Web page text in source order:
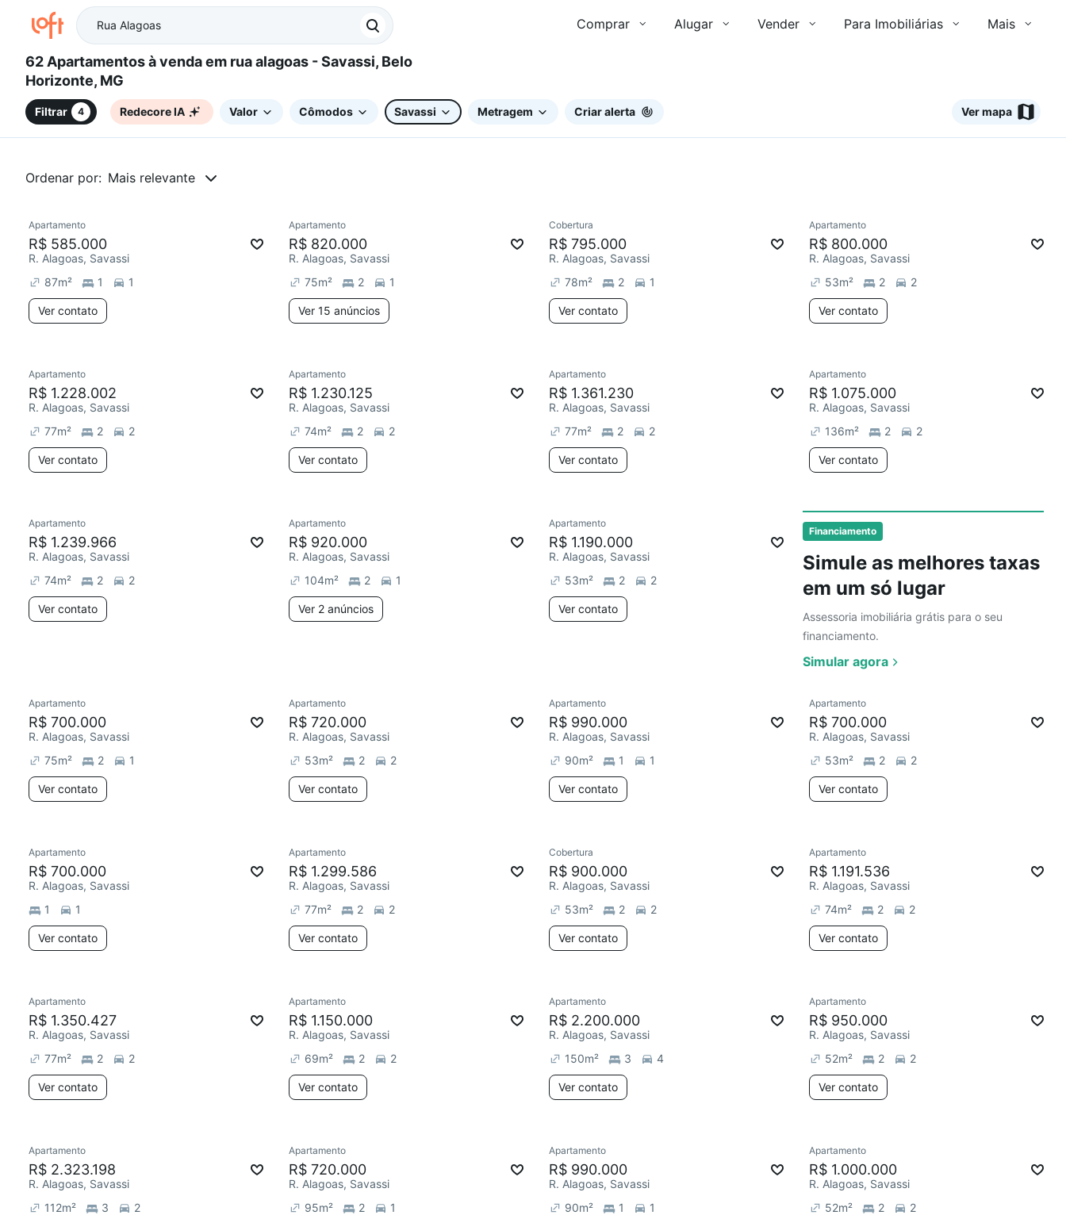
Comprar Alugar Vender Para Imobiliárias Mais
62 Apartamentos à venda em rua alagoas - Savassi, Belo
Horizonte, MG
Filtrar 4 Redecore IA Valor Cômodos Savassi Metragem Criar alerta Ver mapa
Ordenar por: Mais relevante
Financiamento
Simule as melhores taxas
em um só lugar
Assessoria imobiliária grátis para o seu
financiamento.
Simular agora
Apartamento
R$ 585.000
R. Alagoas, Savassi
87m² 1 1
Ver contato
Redecorar
Apartamento
R$ 820.000
R. Alagoas, Savassi
75m² 2 1
Ver 15 anúncios
Redecorar
Cobertura
R$ 795.000
R. Alagoas, Savassi
78m² 2 1
Ver contato
Apartamento
R$ 800.000
R. Alagoas, Savassi
53m² 2 2
Ver contato
Apartamento
R$ 1.228.002
R. Alagoas, Savassi
77m² 2 2
Ver contato
Apartamento
R$ 1.230.125
R. Alagoas, Savassi
74m² 2 2
Ver contato
Apartamento
R$ 1.361.230
R. Alagoas, Savassi
77m² 2 2
Ver contato
Redecorar
Apartamento
R$ 1.075.000
R. Alagoas, Savassi
136m² 2 2
Ver contato
Redecorar
Ver
Apartamento
R$ 1.239.966
R. Alagoas, Savassi
74m² 2 2
Ver contato
Redecorar
Apartamento
R$ 920.000
R. Alagoas, Savassi
104m² 2 1
Ver 2 anúncios
Redecorar
Apartamento
R$ 1.190.000
R. Alagoas, Savassi
53m² 2 2
Ver contato
Redecorar
Apartamento
R$ 700.000
R. Alagoas, Savassi
75m² 2 1
Ver contato
Apartamento
R$ 720.000
R. Alagoas, Savassi
53m² 2 2
Ver contato
Apartamento
R$ 990.000
R. Alagoas, Savassi
90m² 1 1
Ver contato
Apartamento
R$ 700.000
R. Alagoas, Savassi
53m² 2 2
Ver contato
Apartamento
R$ 700.000
R. Alagoas, Savassi
1
1
Ver contato
Apartamento
R$ 1.299.586
R. Alagoas, Savassi
77m² 2 2
Ver contato
Cobertura
R$ 900.000
R. Alagoas, Savassi
53m² 2 2
Ver contato
Apartamento
R$ 1.191.536
R. Alagoas, Savassi
74m² 2 2
Ver contato
Apartamento
R$ 1.350.427
R. Alagoas, Savassi
77m² 2 2
Ver contato
Apartamento
R$ 1.150.000
R. Alagoas, Savassi
69m² 2 2
Ver contato
Apartamento
R$ 2.200.000
R. Alagoas, Savassi
150m² 3 4
Ver contato
Apartamento
R$ 950.000
R. Alagoas, Savassi
52m² 2 2
Ver contato
Apartamento
R$ 2.323.198
R. Alagoas, Savassi
112m² 3 2
Apartamento
R$ 720.000
R. Alagoas, Savassi
95m² 2 1
Apartamento
R$ 990.000
R. Alagoas, Savassi
90m² 1 1
Apartamento
R$ 1.000.000
R. Alagoas, Savassi
52m² 2 2